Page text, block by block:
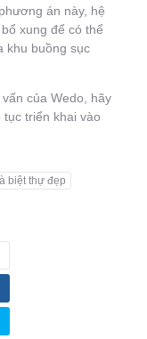
án này, hệ
xung để có thể
khu buồng sục
của Wedo, hãy
triển khai vào
biệt thự đẹp